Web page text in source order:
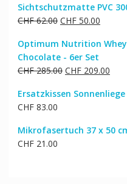
war:
CHF 116.00
ist:
Sichtschutzmatte PVC
CHF62.00 Ursprünglicher
war:
CHF 62.00
CHF50.00
ist:
Optimum Nutrition Whey
Chocolate - 6er Set
CHF285.00 Ursprünglicher
war:
CHF209.00
ist:
Ersatzkissen Sonnenliege
CHF83.00
Mikrofasertuch 37 x 50
CHF21.00